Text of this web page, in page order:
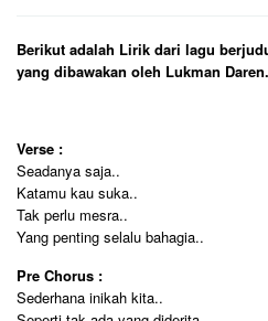
Berikut adalah Lirik dari lagu
yang dibawakan oleh Lukman Daren.
Verse :
Seadanya saja..
Katamu kau suka..
Tak perlu mesra..
Yang penting selalu bahagia..
Pre Chorus :
Sederhana inikah kita..